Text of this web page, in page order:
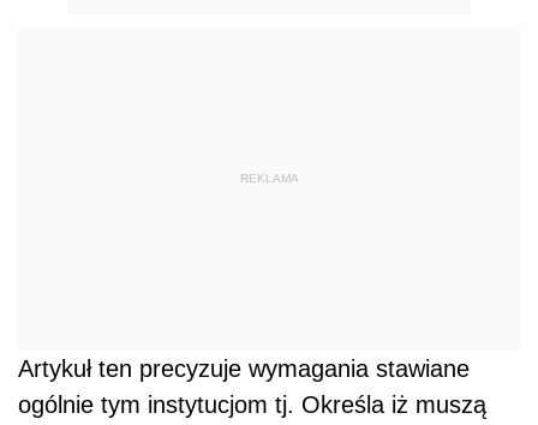
REKLAMA
Artykuł ten precyzuje wymagania stawiane
ogólnie tym instytucjom tj. Określa iż muszą